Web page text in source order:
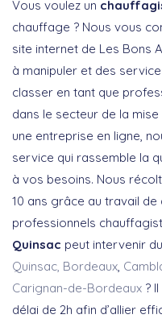
Vous voulez un
chauffage ? Nous vous
site internet de Les Bons
à manipuler et des
classer en tant que
dans le secteur de la
une entreprise en ligne,
service qui rassemble la
à vos besoins. Nous
10 ans grâce au travail
professionnels
Quinsac peut intervenir
Quinsac, Bordeaux
Carignan-de-Bordeaux ?
délai de 2h afin d’allier